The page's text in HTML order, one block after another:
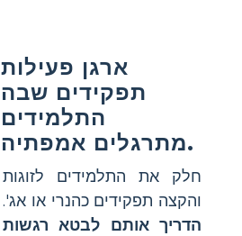
ארגן פעילות
תפקידים שבה
התלמידים
מתרגלים אמפתיה.
חלק את התלמידים לזוגות
והקצה תפקידים כהנרי או אג'.
הדריך אותם לבטא רגשות